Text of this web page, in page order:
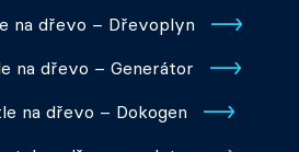
na dřevo – Dřevoplyn
na dřevo – Generátor
na dřevo – Dokogen